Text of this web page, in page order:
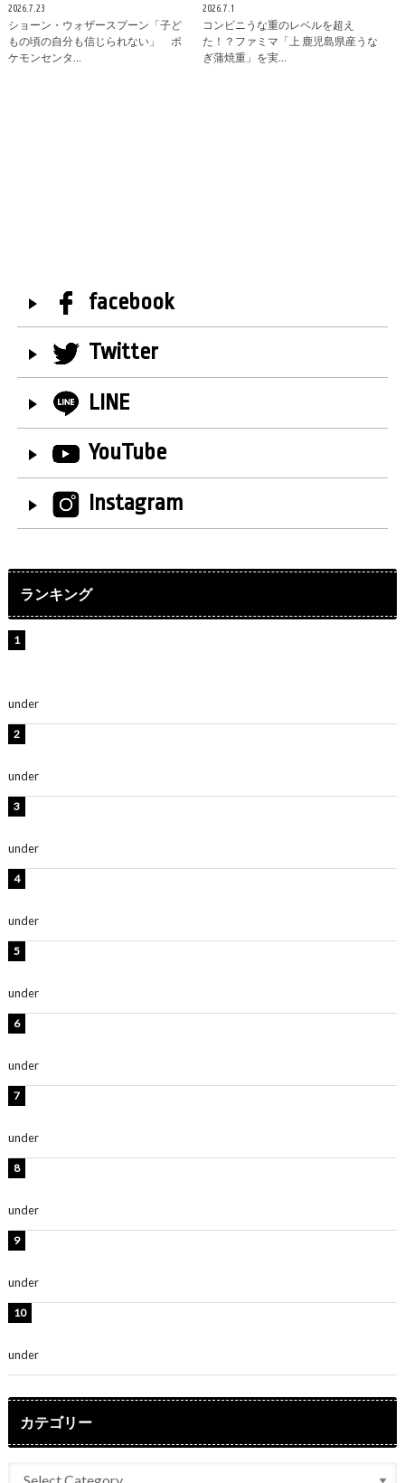
2026.7.23
ショーン・ウォザースプーン「子ど
もの頃の自分も信じられない」 ポ
ケモンセンタ…
2026.7.1
コンビニうな重のレベルを超え
た！？ファミマ「上 鹿児島県産うな
ぎ蒲焼重」を実…
facebook
Twitter
LINE
YouTube
Instagram
ランキング
under
under
under
under
under
under
under
under
under
under
カテゴリー